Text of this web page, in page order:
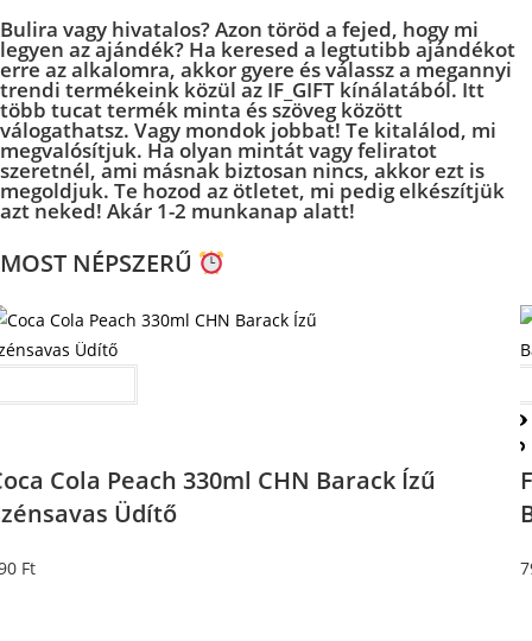
Bulira vagy hivatalos? Azon töröd a fejed, hogy mi
legyen az ajándék? Ha keresed a legtutibb ajándékot
erre az alkalomra, akkor gyere és válassz a megannyi
trendi termékeink közül az IF_GIFT kínálatából. Itt
több tucat termék minta és szöveg között
válogathatsz. Vagy mondok jobbat! Te kitalálod, mi
megvalósítjuk. Ha olyan mintát vagy feliratot
szeretnél, ami másnak biztosan nincs, akkor ezt is
megoldjuk. Te hozod az ötletet, mi pedig elkészítjük
azt neked! Akár 1-2 munkanap alatt!
MOST NÉPSZERŰ
Cola Peach 330ml CHN Barack Ízű
Üdítő
Ft